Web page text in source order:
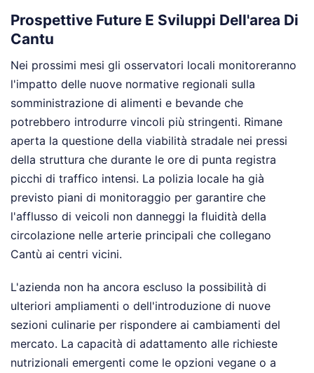
Prospettive Future E Sviluppi Dell'area Di
Cantu
Nei prossimi mesi gli osservatori locali monitoreranno
l'impatto delle nuove normative regionali sulla
somministrazione di alimenti e bevande che
potrebbero introdurre vincoli più stringenti. Rimane
aperta la questione della viabilità stradale nei pressi
della struttura che durante le ore di punta registra
picchi di traffico intensi. La polizia locale ha già
previsto piani di monitoraggio per garantire che
l'afflusso di veicoli non danneggi la fluidità della
circolazione nelle arterie principali che collegano
Cantù ai centri vicini.
L'azienda non ha ancora escluso la possibilità di
ulteriori ampliamenti o dell'introduzione di nuove
sezioni culinarie per rispondere ai cambiamenti del
mercato. La capacità di adattamento alle richieste
nutrizionali emergenti come le opzioni vegane o a